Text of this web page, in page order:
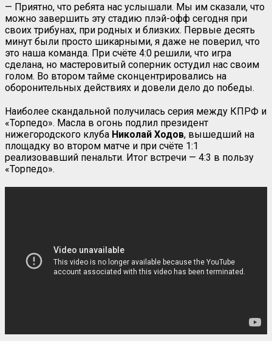
— Приятно, что ребята нас услышали. Мы им сказали, что
можно завершить эту стадию плэй-офф сегодня при
своих трибунах, при родных и близких. Первые десять
минут были просто шикарными, я даже не поверил, что
это наша команда. При счёте 4:0 решили, что игра
сделана, но мастеровитый соперник остудил нас своим
голом. Во втором тайме сконцентрировались на
оборонительных действиях и довели дело до победы.
Наиболее скандальной получилась серия между КПРФ и
«Торпедо». Масла в огонь подлил президент
нижегородского клуба Николай Ходов, вышедший на
площадку во втором матче и при счёте 1:1
реализовавший пенальти. Итог встречи — 4:3 в пользу
«Торпедо».